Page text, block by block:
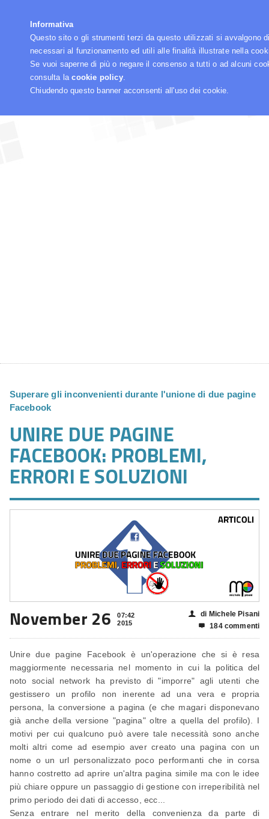
Informativa
Questo sito o gli strumenti terzi da questo utilizzati si avvalgono
necessari al funzionamento ed utili alle finalità illustrate nella
Se vuoi saperne di più o negare il consenso a tutti o ad alcuni
consulta lacookie policy.
Chiudendo questo banner acconsenti all'uso dei cookie.
Superare gli inconvenienti durante l'unione di due pagine
Facebook
UNIRE DUE PAGINE
FACEBOOK: PROBLEMI,
ERRORI E SOLUZIONI
November 26
07:42
2015
👤 di Michele Pisani
 184 commenti
Unire due pagine Facebook è un'operazione che si è resa
maggiormente necessaria nel momento in cui la politica del
noto social network ha previsto di "imporre" agli utenti che
gestissero un profilo non inerente ad una vera e propria
persona, la conversione a pagina (e che magari disponevano
già anche della versione "pagina" oltre a quella del profilo). I
motivi per cui qualcuno può avere tale necessità sono anche
molti altri come ad esempio aver creato una pagina con un
nome o un url personalizzato poco performanti che in corsa
hanno costretto ad aprire un'altra pagina simile ma con le idee
più chiare oppure un passaggio di gestione con irreperibilità nel
primo periodo dei dati di accesso, ecc...
Senza entrare nel merito della convenienza da parte di